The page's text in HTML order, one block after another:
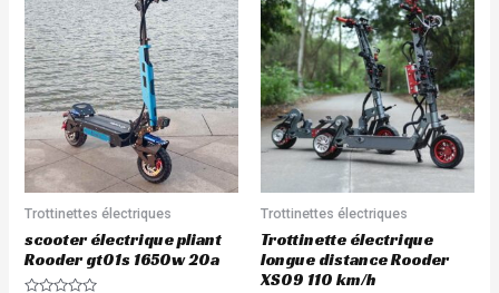
Trottinettes électriques
scooter électrique pliant
Rooder gt01s 1650w 20a
Trottinettes électriques
Trottinette électrique
longue distance Rooder
XS09 110 km/h